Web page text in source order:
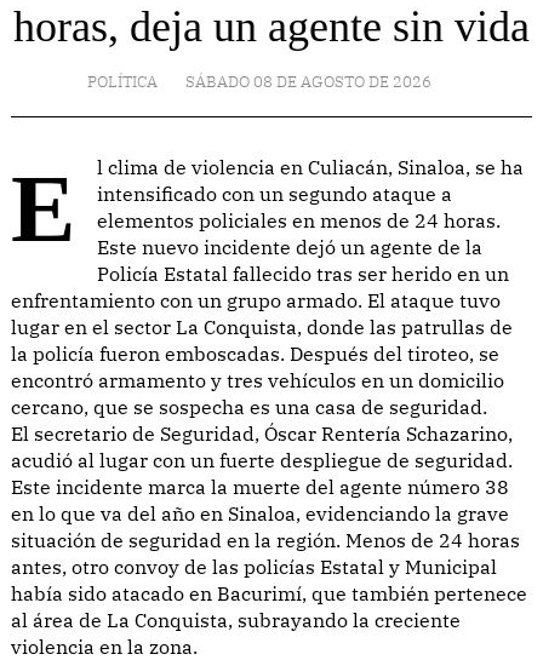
horas, deja un agente sin vida
POLÍTICA SÁBADO 08 DE AGOSTO DE 2026
El clima de violencia en Culiacán, Sinaloa, se ha
intensificado con un segundo ataque a
elementos policiales en menos de 24 horas.
Este nuevo incidente dejó un agente de la
Policía Estatal fallecido tras ser herido en un
enfrentamiento con un grupo armado. El ataque tuvo
lugar en el sector La Conquista, donde las patrullas de
la policía fueron emboscadas. Después del tiroteo, se
encontró armamento y tres vehículos en un domicilio
cercano, que se sospecha es una casa de seguridad.
El secretario de Seguridad, Óscar Rentería Schazarino,
acudió al lugar con un fuerte despliegue de seguridad.
Este incidente marca la muerte del agente número 38
en lo que va del año en Sinaloa, evidenciando la grave
situación de seguridad en la región. Menos de 24 horas
antes, otro convoy de las policías Estatal y Municipal
había sido atacado en Bacurimí, que también pertenece
al área de La Conquista, subrayando la creciente
violencia en la zona.